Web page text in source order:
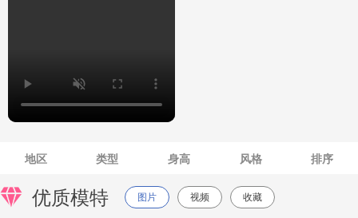
地区 类型 身高 风格 排序
优质模特 图片 视频 收藏